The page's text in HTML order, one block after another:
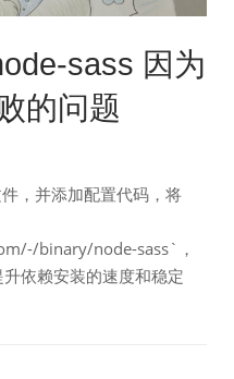
sass 因为
的问题
，并添加配置代码，将
binary/node-sass`，
依赖安装的速度和稳定